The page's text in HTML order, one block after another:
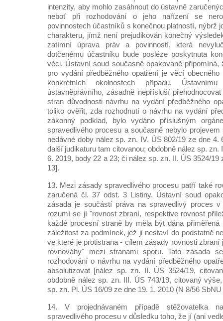
intenzity, aby mohlo zasáhnout do ústavně
neboť při rozhodování o jeho nařízení se
povinnostech účastníků s konečnou platností, nýbrž
charakteru, jímž není prejudikován konečný
zatímní úprava práv a povinností, která
dotčenému účastníku bude posléze poskytnuta
věci. Ústavní soud současně opakovaně připomíná,
pro vydání předběžného opatření je věcí
konkrétních okolnostech případu.
ústavněprávního, zásadně nepřísluší
stran důvodnosti návrhu na vydání předběžného
toliko ověřit, zda rozhodnutí o návrhu na vydání
zákonný podklad, bylo vydáno příslušným
spravedlivého procesu a současně nebylo
nedávné doby nález sp. zn. IV. ÚS 802/19 ze dne 4.
další judikaturu tam citovanou; obdobně nález sp. zn.
6. 2019, body 22 a 23; či nález sp. zn. II. ÚS 3524/19
13].
13. Mezi zásady spravedlivého procesu patří také
zaručená čl. 37 odst. 3 Listiny. Ústavní soud
zásada je součástí práva na spravedlivý proces
rozumí se jí "rovnost zbraní, respektive rovnost
každé procesní straně by měla být dána
záležitost za podmínek, jež ji nestaví do podstatně
ve které je protistrana - cílem zásady rovnosti zbraní
rovnováhy" mezi stranami sporu. Tato zásada
rozhodování o návrhu na vydání předběžného
absolutizovat [nález sp. zn. II. ÚS 3524/19,
obdobně nález sp. zn. III. ÚS 743/19, citovaný
sp. zn. Pl. ÚS 16/09 ze dne 19. 1. 2010 (N 8/56
14. V projednávaném případě stěžovatelka
spravedlivého procesu v důsledku toho, že jí (ani